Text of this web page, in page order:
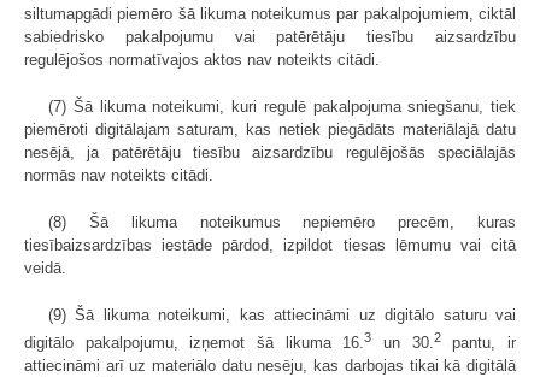
siltumapgādi piemēro šā likuma noteikumus par pakalpojumiem, ciktāl
sabiedrisko pakalpojumu vai patērētāju tiesību aizsardzību
regulējošos normatīvajos aktos nav noteikts citādi.
(7) Šā likuma noteikumi, kuri regulē pakalpojuma sniegšanu, tiek
piemēroti digitālajam saturam, kas netiek piegādāts materiālajā datu
nesējā, ja patērētāju tiesību aizsardzību regulējošās speciālajās
normās nav noteikts citādi.
(8) Šā likuma noteikumus nepiemēro precēm, kuras
tiesībaizsardzības iestāde pārdod, izpildot tiesas lēmumu vai citā
veidā.
(9) Šā likuma noteikumi, kas attiecināmi uz digitālo saturu vai
digitālo pakalpojumu, izņemot šā likuma 16.3 un 30.2pantu, ir
attiecināmi arī uz materiālo datu nesēju, kas darbojas tikai kā digitālā